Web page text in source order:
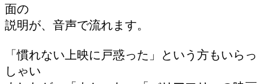
面の
説明が、音声で流れます。
「慣れない上映に戸惑った」という方もいらっ
しゃい